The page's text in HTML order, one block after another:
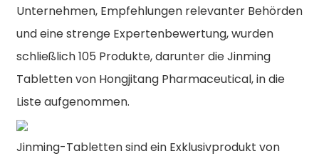
Unternehmen, Empfehlungen relevanter Behörden
und eine strenge Expertenbewertung, wurden
schließlich 105 Produkte, darunter die Jinming
Tabletten von Hongjitang Pharmaceutical, in die
Liste aufgenommen.
Jinming-Tabletten sind ein Exklusivprodukt von